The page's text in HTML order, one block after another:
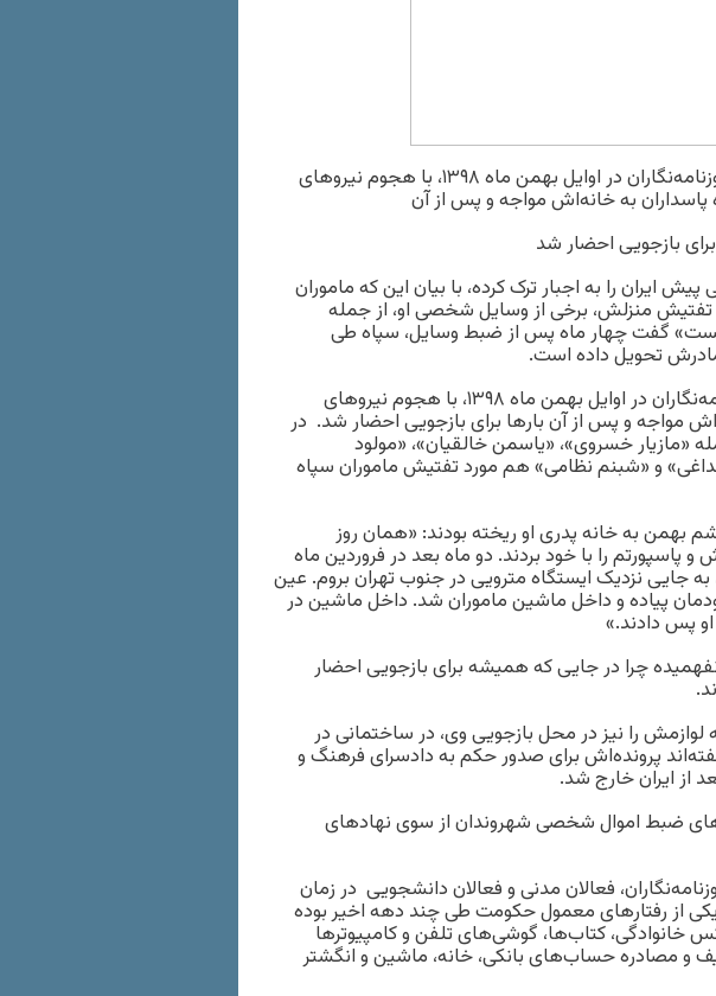
یاسمن خالقیان در موج احضارهای روزنامه‌نگاران در اوایل بهمن ماه ۱۳۹۸، با هجوم نیروهای
به خانه‌اش مواجه و پس از آن
برای بازجویی احضار شد
ایران را به اجبار ترک کرده، با بیان این که ماموران
منزلش، برخی از وسایل شخصی او، از جمله
نیست» گفت چهار ماه پس از ضبط وسایل، سپاه طی
تحویل داده است.
یاسمن خالقیان در موج احضارهای روزنامه‌نگاران در اوایل بهمن ماه ۱۳۹۸، با هجوم نیروهای
مواجه و پس از آن بارها برای بازجویی احضار شد. در
«مازیار خسروی»، «یاسمن خالقیان»، «مولود
و «شبنم نظامی» هم مورد تفتیش ماموران سپاه
بهمن به خانه پدری او ریخته بودند: «همان روز
پاسپورتم را با خود بردند. دو ماه بعد در فروردین ماه
به جایی نزدیک ایستگاه مترویی در جنوب تهران بروم. عین
پیاده و داخل ماشین ماموران شد. داخل ماشین در
او پس دادند.»
چرا در جایی که همیشه برای بازجویی احضار
در اوایل اردیبهشت ۱۳۹۹، بقیه لوازمش را نیز در محل بازجویی وی، در ساختمانی در
پرونده‌اش برای صدور حکم به دادسرای فرهنگ و
از ایران خارج شد.
ضبط اموال شخصی شهروندان از سوی نهادهای
فعالان مدنی و فعالان دانشجویی در زمان
یکی از رفتارهای معمول حکومت طی چند دهه اخیر بوده
کتاب‌ها، گوشی‌های تلفن و کامپیوترها
و مصادره حساب‌های بانکی، خانه، ماشین و انگشتر